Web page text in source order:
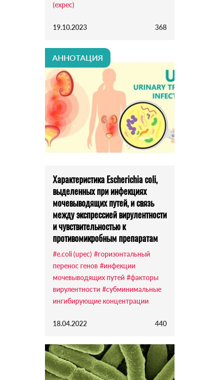
(expec)
19.10.2023 368
АННОТАЦИЯ
Характеристика Escherichia coli,
выделенных при инфекциях
мочевыводящих путей, и связь
между экспрессией вирулентности
и чувствительностью к
противомикробным препаратам
#e.coli (upec) #горизонтальный
перенос генов #инфекции
мочевыводящих путей #факторы
вирулентности #субминимальные
ингибирующие концентрации
18.04.2022 440